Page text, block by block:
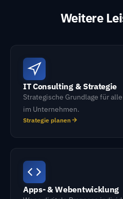
Weitere
IT Consulting & Strategie
Strategische Grundlage für
im Unternehmen.
Strategie planen
Apps- & Webentwicklung